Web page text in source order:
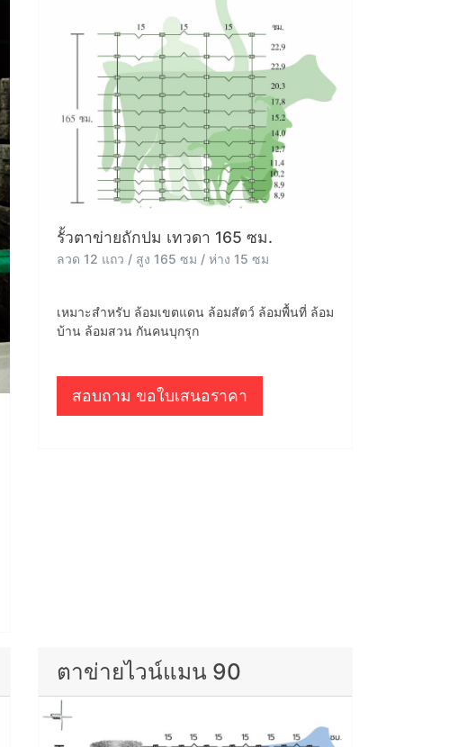
รั้วตาข่ายถักปม เทวดา 165 ซม.
ลวด 12 แถว / สูง 165 ซม / ห่าง 15 ซม
เหมาะสำหรับ ล้อมเขตแดน ล้อมสัตว์ ล้อมพื้นที่ ล้อม
บ้าน ล้อมสวน กันคนบุกรุก
สอบถาม ขอใบเสนอราคา
ตาข่ายไวน์แมน 90